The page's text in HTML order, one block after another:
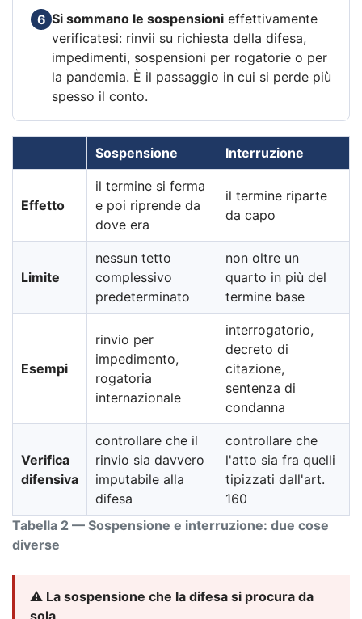
6 Si sommano le sospensioni effettivamente
verificatesi: rinvii su richiesta della difesa,
impedimenti, sospensioni per rogatorie o per
la pandemia. È il passaggio in cui si perde più
spesso il conto.
Tabella 2 — Sospensione e interruzione: due cose
diverse
Sospensione Interruzione
Effetto
il termine si ferma
e poi riprende da
dove era
il termine riparte
da capo
Limite
nessun tetto
complessivo
predeterminato
non oltre un
quarto in più del
termine base
Esempi
rinvio per
impedimento,
rogatoria
internazionale
interrogatorio,
decreto di
citazione,
sentenza di
condanna
Verifica
difensiva
controllare che il
rinvio sia davvero
imputabile alla
difesa
controllare che
l'atto sia fra quelli
tipizzati dall'art.
160
⚠️ La sospensione che la difesa si procura da
sola